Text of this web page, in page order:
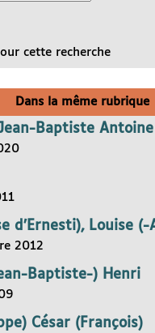
cette recherche
Dans la même rubrique
Baptiste Antoine
d’Ernesti), Louise (-
2012
Baptiste-) Henri
César (François)